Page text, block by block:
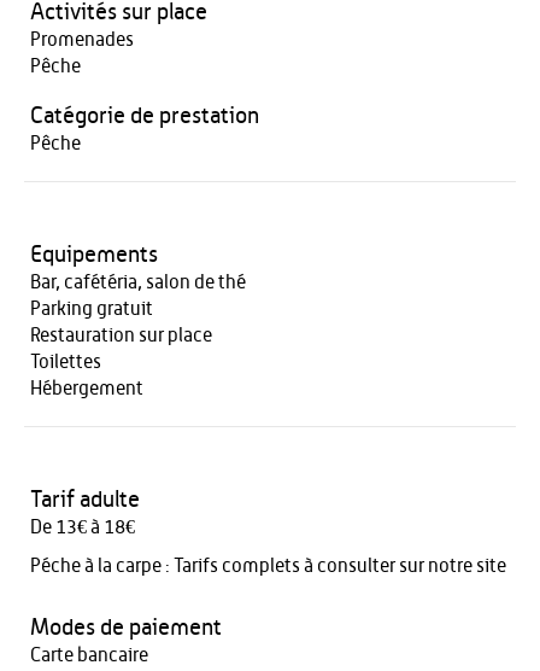
Activités sur place
Promenades
Pêche
Catégorie de prestation
Pêche
Equipements
Bar, cafétéria, salon de thé
Parking gratuit
Restauration sur place
Toilettes
Hébergement
Tarif adulte
De 13€ à 18€
Péche à la carpe : Tarifs complets à consulter sur notre site
Modes de paiement
Carte bancaire